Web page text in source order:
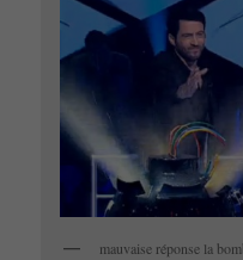
mauvaise réponse la